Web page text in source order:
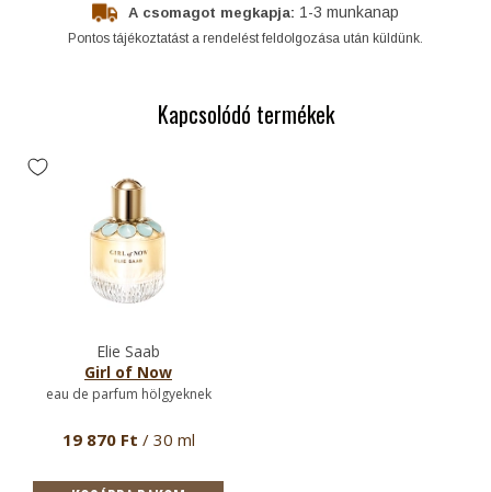
A csomagot megkapja: 1-3 munkanap
Pontos tájékoztatást a rendelést feldolgozása után küldünk.
Kapcsolódó termékek
Elie Saab
Girl of Now
eau de parfum hölgyeknek
19 870 Ft / 30 ml